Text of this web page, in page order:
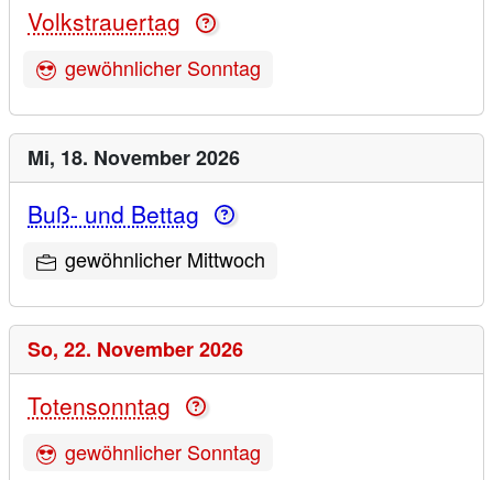
Volkstrauertag
gewöhnlicher Sonntag
Mi, 18. November 2026
Buß- und Bettag
gewöhnlicher Mittwoch
So, 22. November 2026
Totensonntag
gewöhnlicher Sonntag